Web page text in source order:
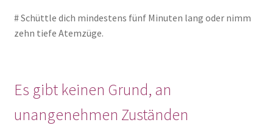
# Schüttle dich mindestens fünf Minuten lang oder nimm
zehn tiefe Atemzüge.
Es gibt keinen Grund, an
unangenehmen Zuständen